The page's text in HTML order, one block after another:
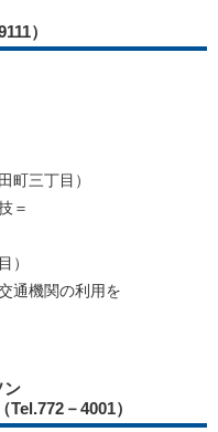
）
三丁目）
＝
）
通機関の利用を
ン
－4001）